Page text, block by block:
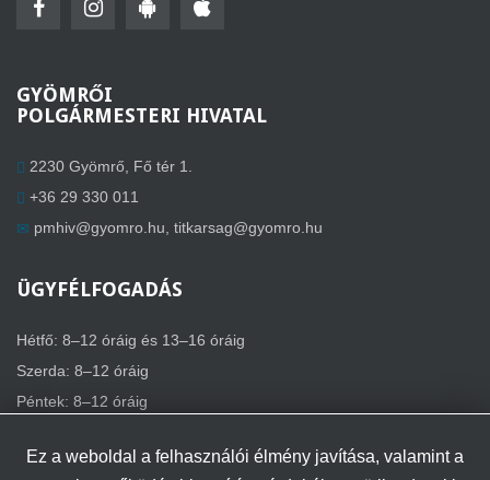
GYÖMRŐI
POLGÁRMESTERI HIVATAL
2230 Gyömrő, Fő tér 1.
+36 29 330 011
pmhiv@gyomro.hu titkarsag@gyomro.hu
ÜGYFÉLFOGADÁS
Hétfő: 8–12 óráig és 13–16 óráig
Szerda: 8–12 óráig
Péntek: 8–12 óráig
Ez a weboldal a felhasználói élmény javítása, valamint a